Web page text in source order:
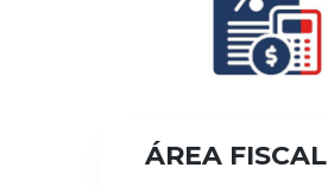
ÁREA FISCAL